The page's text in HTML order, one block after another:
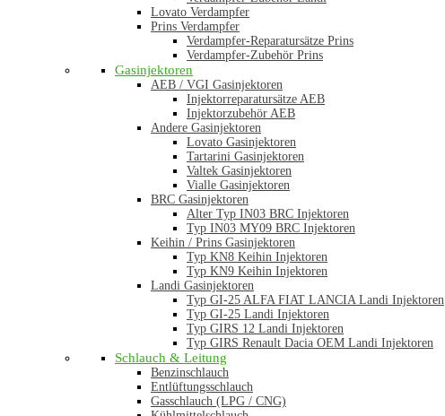
Lovato Verdampfer
Prins Verdampfer
Verdampfer-Reparatursätze Prins
Verdampfer-Zubehör Prins
Gasinjektoren
AEB / VGI Gasinjektoren
Injektorreparatursätze AEB
Injektorzubehör AEB
Andere Gasinjektoren
Lovato Gasinjektoren
Tartarini Gasinjektoren
Valtek Gasinjektoren
Vialle Gasinjektoren
BRC Gasinjektoren
Alter Typ IN03 BRC Injektoren
Typ IN03 MY09 BRC Injektoren
Keihin / Prins Gasinjektoren
Typ KN8 Keihin Injektoren
Typ KN9 Keihin Injektoren
Landi Gasinjektoren
Typ GI-25 ALFA FIAT LANCIA Landi Injektoren
Typ GI-25 Landi Injektoren
Typ GIRS 12 Landi Injektoren
Typ GIRS Renault Dacia OEM Landi Injektoren
Schlauch & Leitung
Benzinschlauch
Entlüftungsschlauch
Gasschlauch (LPG / CNG)